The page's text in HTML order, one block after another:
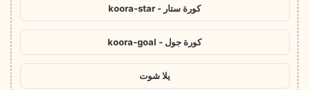
كورة ستار - koora-star
كورة جول - koora-goal
يلا شوت